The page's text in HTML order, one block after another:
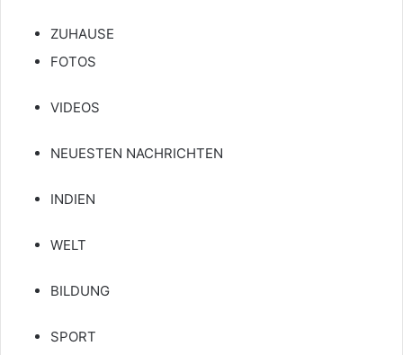
ZUHAUSE
FOTOS
VIDEOS
NEUESTEN NACHRICHTEN
INDIEN
WELT
BILDUNG
SPORT